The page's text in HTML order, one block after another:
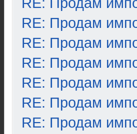
RE: Продам
RE: Продам
RE: Продам
RE: Продам
RE: Продам
RE: Продам